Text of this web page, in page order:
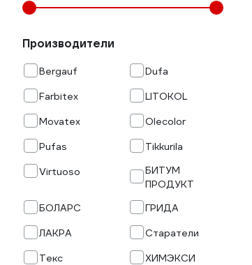
Производители
Bergauf
Dufa
Farbitex
LITOKOL
Movatex
Olecolor
Pufas
Tikkurila
Virtuoso
БИТУМ
ПРОДУКТ
БОЛАРС
ГРИДА
ЛАКРА
Старатели
Текс
ХИМЭКСИ